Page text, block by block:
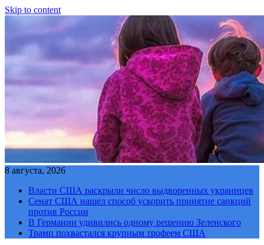
Skip to content
8 августа, 2026
Власти США раскрыли число выдворенных украинцев
Сенат США нашел способ ускорить принятие санкций
против России
В Германии удивились одному решению Зеленского
Трамп похвастался крупным трофеем США